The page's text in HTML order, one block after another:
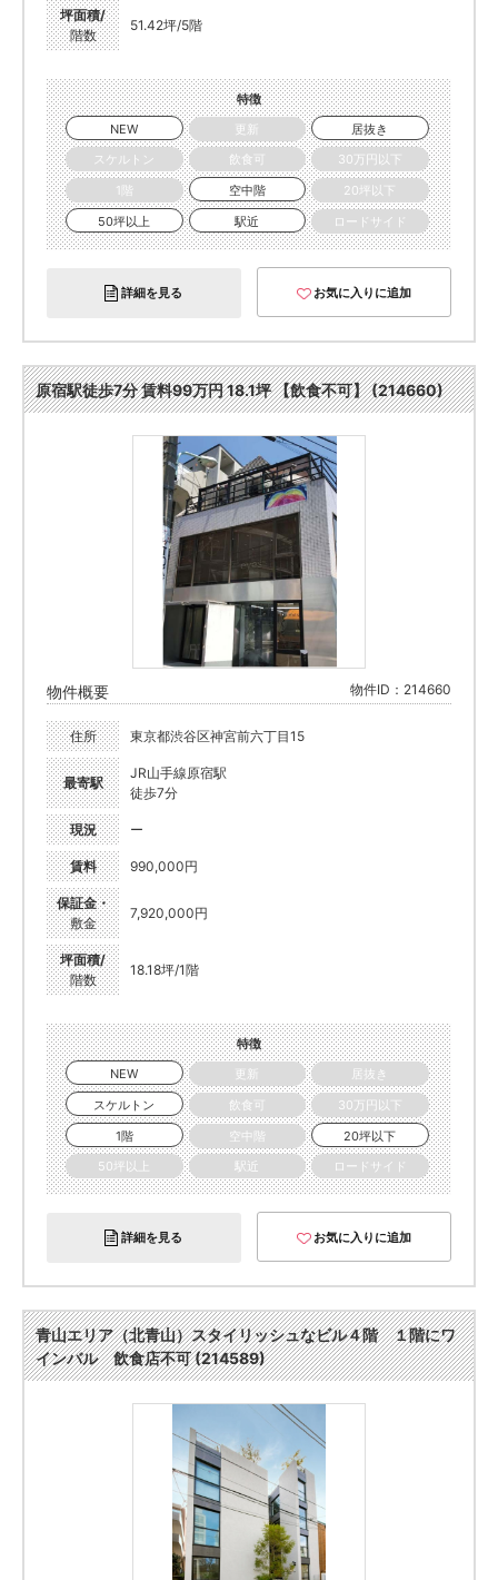
坪面積/
階数
51.42坪/5階
特徴
NEW
更新
居抜き
スケルトン
飲食可
30万円以下
1階
空中階
20坪以下
50坪以上
駅近 ロードサイド
詳細を見る お気に入りに追加
原宿駅徒歩7分 賃料99万円 18.1坪 【飲食不可】 (214660)
物件概要 物件ID：214660
住所 東京都渋谷区神宮前六丁目15
最寄駅
JR山手線原宿駅
徒歩7分
現況 ー
賃料 990,000円
保証金・
敷金
7,920,000円
坪面積/
階数
18.18坪/1階
特徴
NEW
更新
居抜き
スケルトン
飲食可
30万円以下
1階
空中階
20坪以下
50坪以上
駅近 ロードサイド
詳細を見る お気に入りに追加
青山エリア（北青山）スタイリッシュなビル４階 １階にワ
インバル 飲食店不可 (214589)